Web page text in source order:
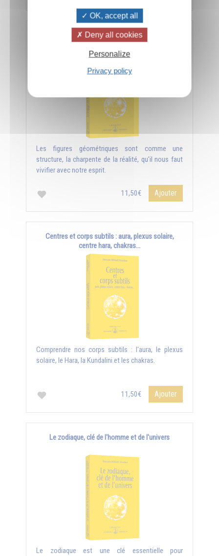
Le langage des figures géométriques
Les figures géométriques sont comme une
structure, la charpente de la réalité, qu'il nous faut
vivifier avec notre esprit.
11,50€ Ajouter
Centres et corps subtils : aura, plexus solaire,
centre hara, chakras...
Comprendre nos corps subtils : l'aura, le plexus
solaire, le Hara, la Kundalini et les chakras.
11,50€ Ajouter
Le zodiaque, clé de l'homme et de l'univers
Le zodiaque est une clé essentielle pour
OK, accept all
Deny all cookies
Personalize
Privacy policy